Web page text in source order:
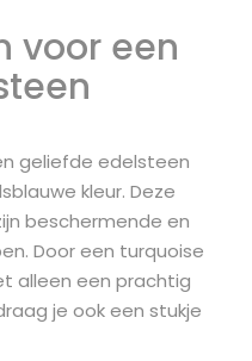
voor een
geliefde edelsteen
kleur. Deze
beschermende en
Door een turquoise
alleen een prachtig
je ook een stukje